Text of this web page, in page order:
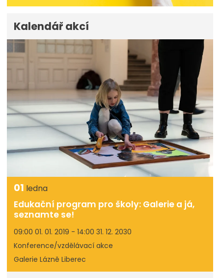
Kalendář akcí
01 ledna
Edukační program pro školy: Galerie a já,
seznamte se!
09:00 01. 01. 2019 - 14:00 31. 12. 2030
Konference/vzdělávací akce
Galerie Lázně Liberec